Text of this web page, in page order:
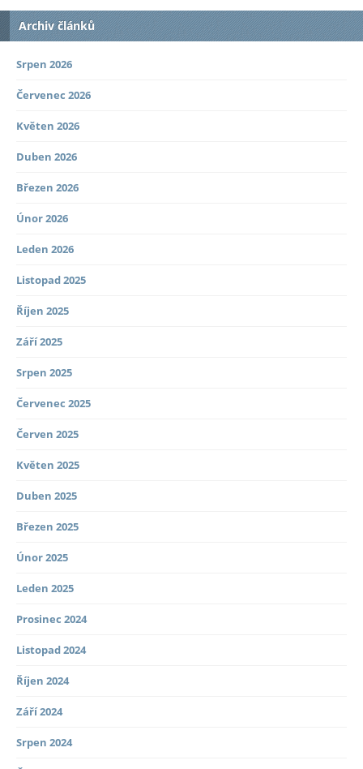
Archiv článků
Srpen 2026
Červenec 2026
Květen 2026
Duben 2026
Březen 2026
Únor 2026
Leden 2026
Listopad 2025
Říjen 2025
Září 2025
Srpen 2025
Červenec 2025
Červen 2025
Květen 2025
Duben 2025
Březen 2025
Únor 2025
Leden 2025
Prosinec 2024
Listopad 2024
Říjen 2024
Září 2024
Srpen 2024